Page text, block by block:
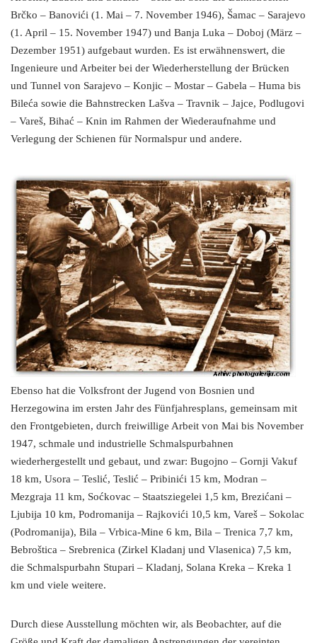
Brčko – Banovići (1. Mai – 7. November 1946), Šamac – Sarajevo
(1. April – 15. November 1947) und Banja Luka – Doboj (März –
Dezember 1951) aufgebaut wurden. Es ist erwähnenswert, die
Ingenieure und Arbeiter bei der Wiederherstellung der Brücken
und Tunnel von Sarajevo – Konjic – Mostar – Gabela – Huma bis
Bileća sowie die Bahnstrecken Lašva – Travnik – Jajce, Podlugovi
– Vareš, Bihać – Knin im Rahmen der Wiederaufnahme und
Verlegung der Schienen für Normalspur und andere.
Ebenso hat die Volksfront der Jugend von Bosnien und
Herzegowina im ersten Jahr des Fünfjahresplans, gemeinsam mit
den Frontgebieten, durch freiwillige Arbeit von Mai bis November
1947, schmale und industrielle Schmalspurbahnen
wiederhergestellt und gebaut, und zwar: Bugojno – Gornji Vakuf
18 km, Usora – Teslić, Teslić – Pribinići 15 km, Modran –
Mezgraja 11 km, Soćkovac – Staatsziegelei 1,5 km, Brezićani –
Ljubija 10 km, Podromanija – Rajkovići 10,5 km, Vareš – Sokolac
(Podromanija), Bila – Vrbica-Mine 6 km, Bila – Trenica 7,7 km,
Bebroštica – Srebrenica (Zirkel Kladanj und Vlasenica) 7,5 km,
die Schmalspurbahn Stupari – Kladanj, Solana Kreka – Kreka 1
km und viele weitere.
Durch diese Ausstellung möchten wir, als Beobachter, auf die